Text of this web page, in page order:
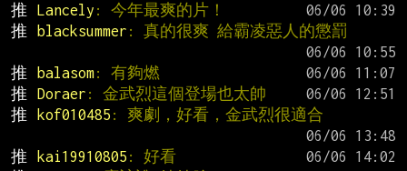
推
Lancely : 今年最爽的片！
推
blacksummer : 真的很爽 給霸凌惡人的懲罰
推
balasom: 有夠燃
推
Doraer : 金武烈這個登場也太帥
推
kof010485 : 爽劇，好看，金武烈很適合
推
kai19910805 : 好看